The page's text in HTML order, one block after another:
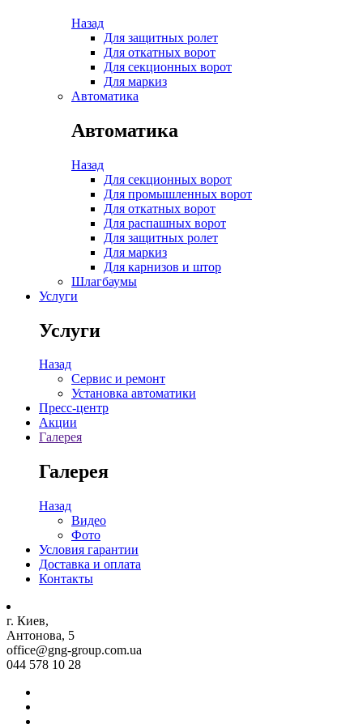
Назад
Для защитных ролет
Для откатных ворот
Для секционных ворот
Для маркиз
Автоматика
Автоматика
Назад
Для секционных ворот
Для промышленных ворот
Для откатных ворот
Для распашных ворот
Для защитных ролет
Для маркиз
Для карнизов и штор
Шлагбаумы
Услуги
Услуги
Назад
Сервис и ремонт
Установка автоматики
Пресс-центр
Акции
Галерея
Галерея
Назад
Видео
Фото
Условия гарантии
Доставка и оплата
Контакты
г. Киев,
Антонова, 5
office@gng-group.com.ua
044 578 10 28